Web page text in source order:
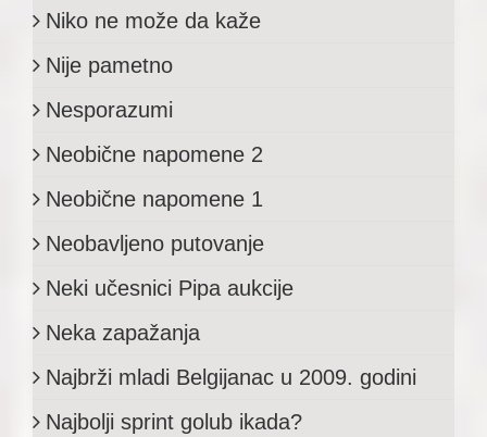
Niko ne može da kaže
Nije pametno
Nesporazumi
Neobične napomene 2
Neobične napomene 1
Neobavljeno putovanje
Neki učesnici Pipa aukcije
Neka zapažanja
Najbrži mladi Belgijanac u 2009. godini
Najbolji sprint golub ikada?